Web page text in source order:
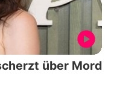
über Mord